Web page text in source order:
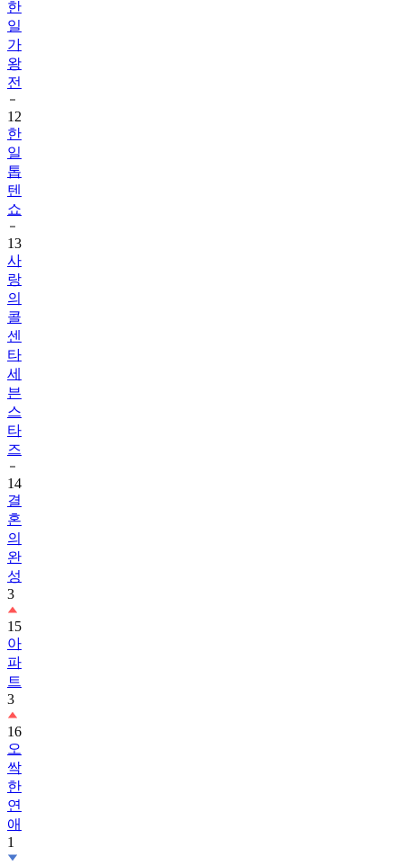
한
일
가
왕
전
12
한
일
톱
텐
쇼
13
사
랑
의
콜
센
타
세
븐
스
타
즈
14
결
혼
의
완
성
3
15
아
파
트
3
16
오
싹
한
연
애
1